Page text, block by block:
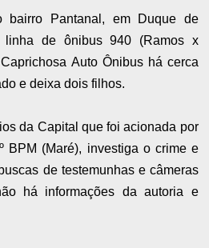
bairro Pantanal, em Duque de
linha de ônibus 940 (Ramos x
Auto Ônibus há cerca
e deixa dois filhos.
da Capital que foi acionada por
BPM (Maré), investiga o crime e
de testemunhas e câmeras
há informações da autoria e